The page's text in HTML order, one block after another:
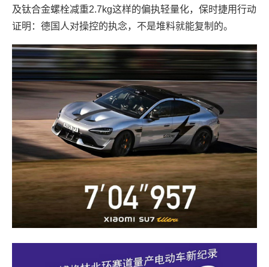
及钛合金螺栓减重2.7kg这样的偏执轻量化，保时捷用行动
证明：德国人对操控的执念，不是堆料就能复制的。